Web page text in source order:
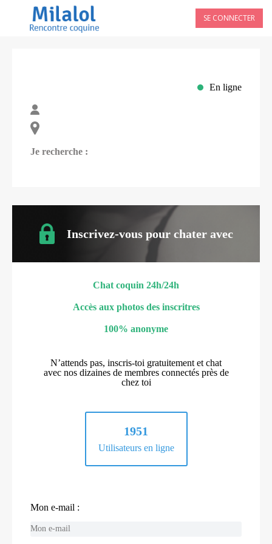
SE CONNECTER
En ligne
Je recherche :
Inscrivez-vous pour chater avec
Chat coquin 24h/24h
Accès aux photos des inscritres
100% anonyme
N’attends pas, inscris-toi gratuitement et chat
avec nos dizaines de membres connectés près de
chez toi
1951
Utilisateurs en ligne
Mon e-mail :